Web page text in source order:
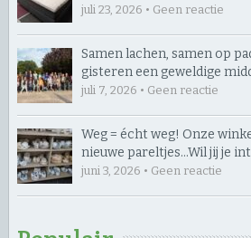
juli 23, 2026 • Geen reactie
Samen lachen, samen op
gisteren een geweldige
juli 7, 2026 • Geen reactie
Weg = écht weg! Onze
nieuwe pareltjes… ​Wil jij je
juni 3, 2026 • Geen reactie